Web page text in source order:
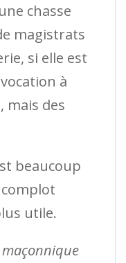
chasse
magistrats
si elle est
à
mais des
beaucoup
utile.
maçonnique